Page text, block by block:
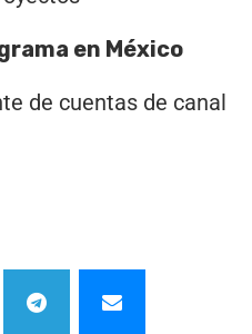
en México
de cuentas de canal